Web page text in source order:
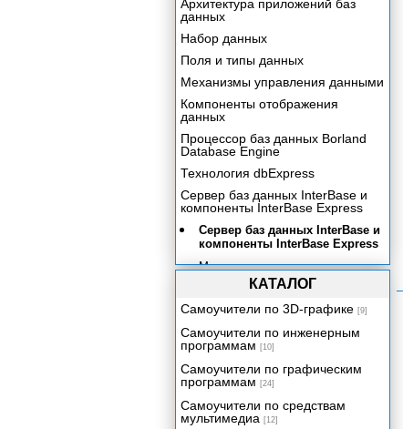
Архитектура приложений баз
данных
Набор данных
Поля и типы данных
Механизмы управления данными
Компоненты отображения
данных
Процессор баз данных Borland
Database Engine
Технология dbExpress
Сервер баз данных InterBase и
компоненты InterBase Express
Сервер баз данных InterBase и
компоненты InterBase Express
Механизм доступа к данным
InterBase Express. Компонент
Компонент TIBTransaction
Компоненты доступа к данным
Область дескрипторов XSQLDA
Структура XSQLVAR
Компонент TIBTable
КАТАЛОГ
Самоучители по 3D-графике [9]
Самоучители по инженерным
программам [10]
Самоучители по графическим
программам [24]
Самоучители по средствам
мультимедиа [12]